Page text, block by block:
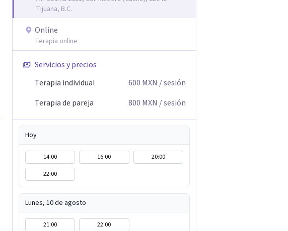
Tijuana, B.C.
Online
Terapia online
Servicios y precios
Terapia individual
600 MXN / sesión
Terapia de pareja
800 MXN / sesión
Hoy
14:00 16:00
20:00
22:00
Lunes, 10 de agosto
21:00 22:00